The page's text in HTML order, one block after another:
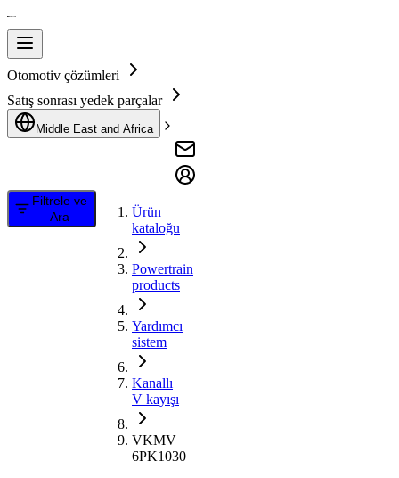
Otomotiv çözümleri
Satış sonrası yedek parçalar
Middle East and Africa
Filtrele ve
Ara
Ürün
kataloğu
Powertrain
products
Yardımcı
sistem
Kanallı
V kayışı
VKMV
6PK1030